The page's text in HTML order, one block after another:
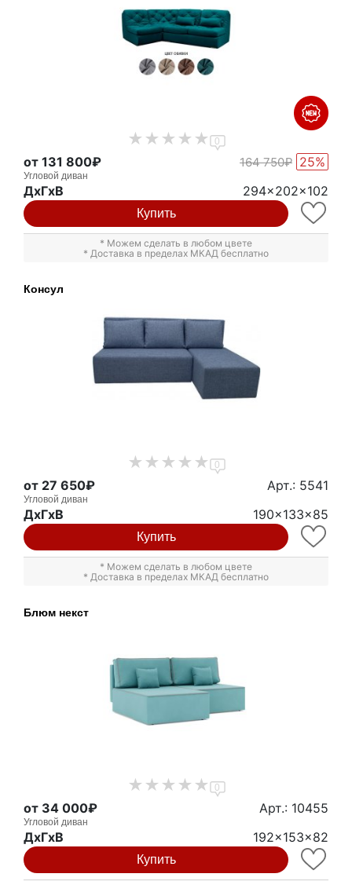
0
от 131 800₽ 164 750₽ 25%
Угловой диван
ДxГxВ 294x202x102
Купить
* Можем сделать в любом цвете
* Доставка в пределах МКАД бесплатно
Консул
0
от 27 650₽ Арт.: 5541
Угловой диван
ДxГxВ 190x133x85
Купить
* Можем сделать в любом цвете
* Доставка в пределах МКАД бесплатно
Блюм некст
0
от 34 000₽ Арт.: 10455
Угловой диван
ДxГxВ 192x153x82
Купить